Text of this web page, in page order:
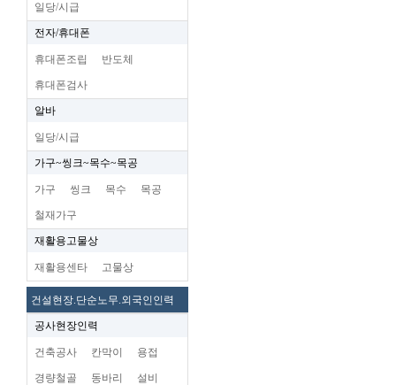
일당/시급
전자/휴대폰
휴대폰조립 반도체
휴대폰검사
알바
일당/시급
가구~씽크~목수~목공
가구 씽크 목수 목공
철재가구
재활용고물상
재활용센타 고물상
건설현장.단순노무.외국인인력
공사현장인력
건축공사 칸막이 용접
경량철골 동바리 설비